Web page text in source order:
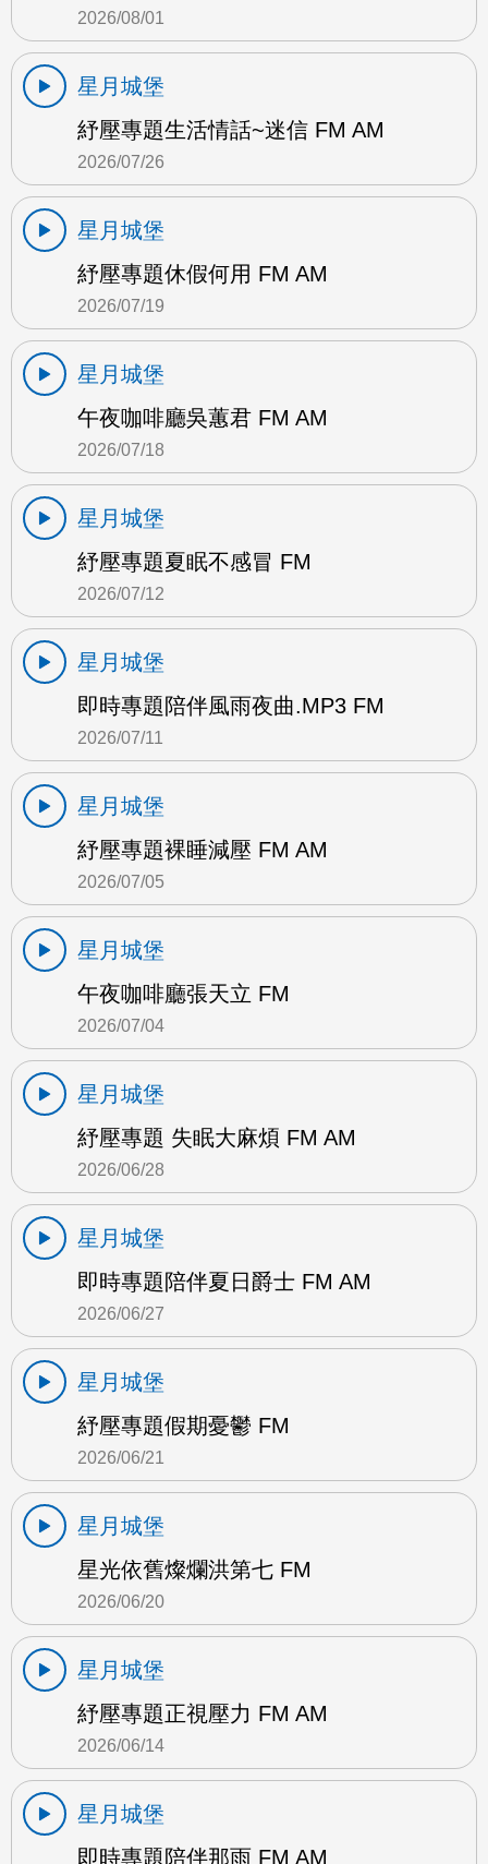
2026/08/01
星月城堡
紓壓專題生活情話~迷信 FM AM
2026/07/26
星月城堡
紓壓專題休假何用 FM AM
2026/07/19
星月城堡
午夜咖啡廳吳蕙君 FM AM
2026/07/18
星月城堡
紓壓專題夏眠不感冒 FM
2026/07/12
星月城堡
即時專題陪伴風雨夜曲.MP3 FM
2026/07/11
星月城堡
紓壓專題裸睡減壓 FM AM
2026/07/05
星月城堡
午夜咖啡廳張天立 FM
2026/07/04
星月城堡
紓壓專題 失眠大麻煩 FM AM
2026/06/28
星月城堡
即時專題陪伴夏日爵士 FM AM
2026/06/27
星月城堡
紓壓專題假期憂鬱 FM
2026/06/21
星月城堡
星光依舊燦爛洪第七 FM
2026/06/20
星月城堡
紓壓專題正視壓力 FM AM
2026/06/14
星月城堡
即時專題陪伴那雨 FM AM